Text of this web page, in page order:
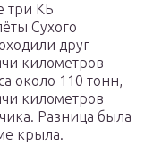
три КБ
Сухого
друг
километров
около 110 тонн,
километров
Разница была
крыла.